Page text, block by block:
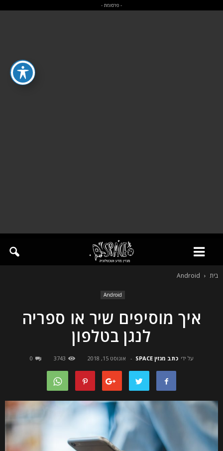
- פרסומת -
בית Android
Android
איך מוסיפים שיר או ספריה
לנגן בטלפון
על ידי כתב מגזין SPACE - אוגוסט 15, 2018 3743
0